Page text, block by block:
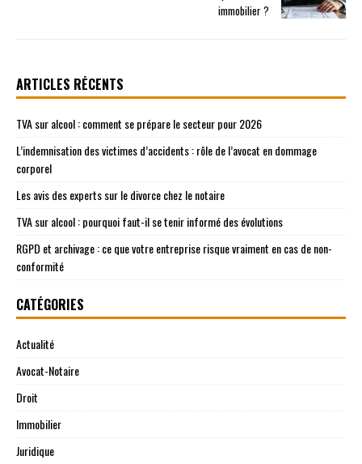
immobilier ?
ARTICLES RÉCENTS
TVA sur alcool : comment se prépare le secteur pour 2026
L’indemnisation des victimes d’accidents : rôle de l’avocat en dommage
corporel
Les avis des experts sur le divorce chez le notaire
TVA sur alcool : pourquoi faut-il se tenir informé des évolutions
RGPD et archivage : ce que votre entreprise risque vraiment en cas de non-
conformité
CATÉGORIES
Actualité
Avocat-Notaire
Droit
Immobilier
Juridique